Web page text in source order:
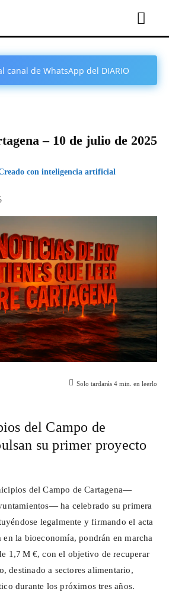
canal de WhatsApp del DIARIO
– 10 de julio de 2025
con inteligencia artificial
Solo tardarás 4 min. en leerlo
del Campo de
su primer proyecto
del Campo de Cartagena—
ha celebrado su primera
legalmente y firmando el acta
la bioeconomía, pondrán en marcha
1,7 M €, con el objetivo de recuperar
destinado a sectores alimentario,
durante los próximos tres años.